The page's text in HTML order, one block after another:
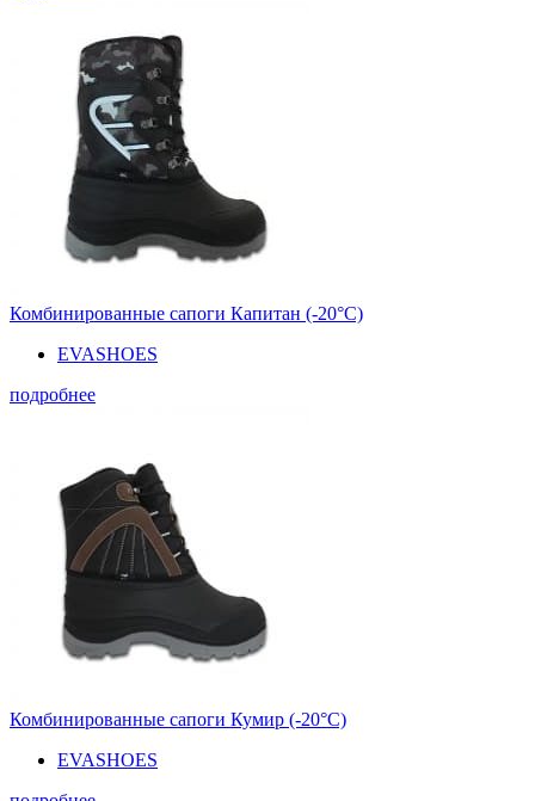
Комбинированные сапоги Капитан (-20°С)
EVASHOES
подробнее
Комбинированные сапоги Кумир (-20°С)
EVASHOES